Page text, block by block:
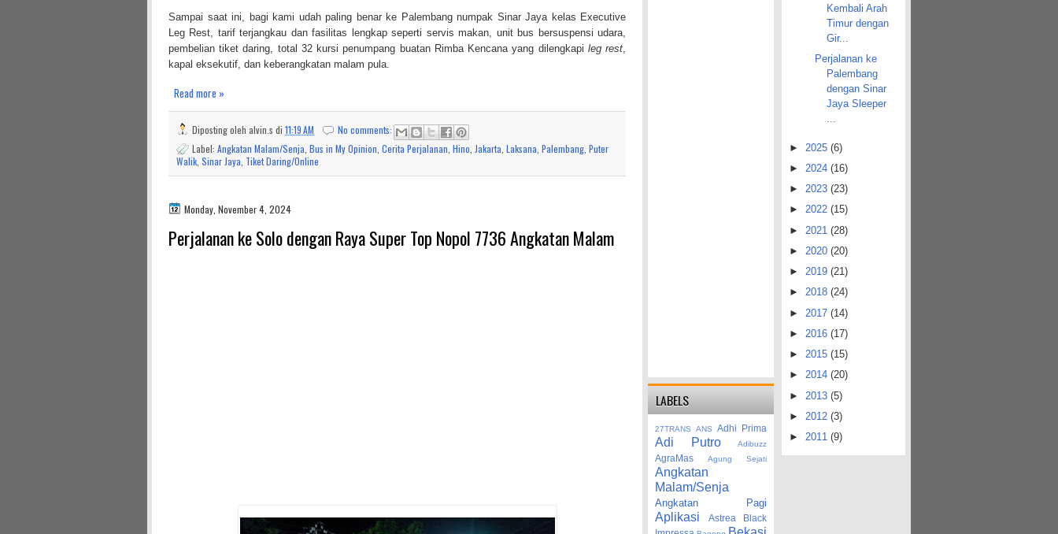
Sampai saat ini, bagi kami udah paling benar ke Palembang numpak Sinar Jaya kelas Executive
Leg Rest, tarif terjangkau dan fasilitas lengkap seperti servis makan, unit bus bersuspensi udara,
pembelian tiket daring, total 32 kursi penumpang buatan Rimba Kencana yang dilengkapi leg rest,
kapal eksekutif, dan keberangkatan malam pula.
Read more »
Diposting oleh alvin.s di 11:19 AM
No comments:
Label: Angkatan Malam/Senja Bus in My Opinion Cerita Perjalanan Hino Jakarta Laksana Palembang Puter
Walik Sinar Jaya Tiket Daring/Online
Monday, November 4, 2024
Perjalanan ke Solo dengan Raya Super Top Nopol 7736 Angkatan Malam
LABELS
27TRANS ANS Adhi Prima
Adi Putro Adibuzz
AgraMas Agung Sejati
Angkatan
Malam/Senja
Angkatan Pagi
Aplikasi
Astrea Black
Kembali Arah
Timur dengan
Gir...
Perjalanan ke
Palembang
dengan Sinar
Jaya Sleeper
► 2025(6)
► 2024(16)
►2023(23)
►2022(15)
► 2021(28)
► 2020(20)
►2019(21)
►2018(24)
► 2017(14)
► 2016(17)
►2015(15)
►2014(20)
► 2013(5)
► 2012(3)
►2011(9)